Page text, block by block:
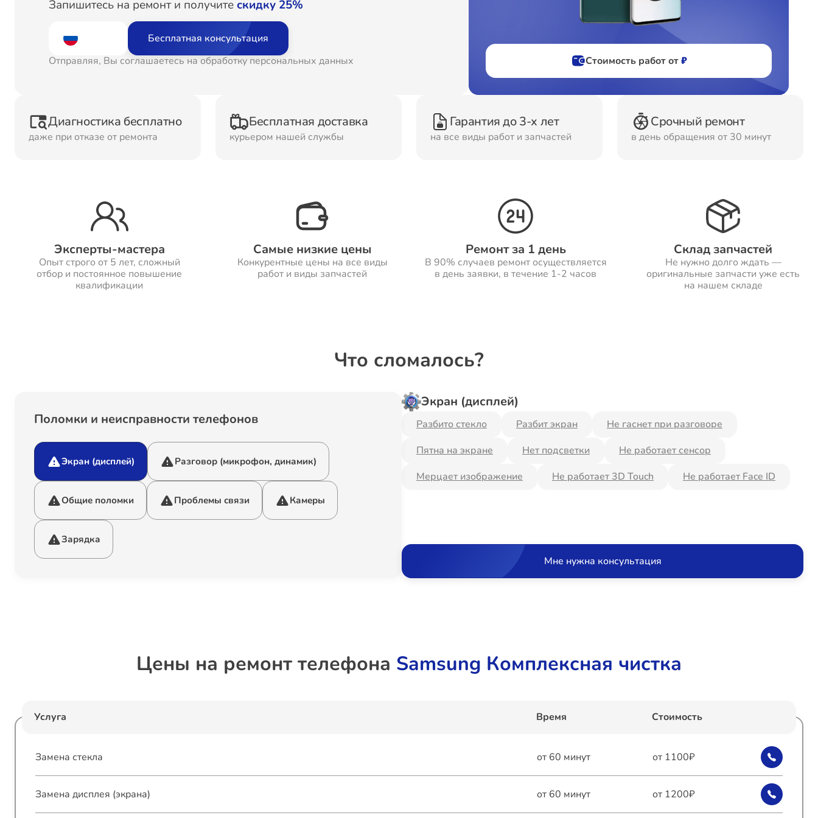
Запишитесь на ремонт и получитескидку 25%
Бесплатная консультация
Отправляя, Вы соглашаетесь на обработку персональных данных
Стоимость работ от₽
Диагностика бесплатно
даже при отказе от ремонта
Бесплатная доставка
курьером нашей службы
Гарантия до 3-х лет
на все виды работ и запчастей
Срочный ремонт
в день обращения от 30 минут
Эксперты-мастера
Опыт строго от 5 лет, сложный
отбор и постоянное повышение
квалификации
Самые низкие цены
Конкурентные цены на все виды
работ и виды запчастей
Ремонт за 1 день
В 90% случаев ремонт осуществляется
в день заявки, в течение 1-2 часов
Склад запчастей
Не нужно долго ждать —
оригинальные запчасти уже есть
на нашем складе
Что сломалось?
Поломки и неисправности телефонов
Экран (дисплей) Разговор (микрофон, динамик)
Общие поломки Проблемы связи Камеры
Зарядка
Экран (дисплей)
Разбито стекло Разбит экран
Не гаснет при разговоре
Пятна на экране
Нет подсветки
Не работает сенсор
Мерцает изображение
Не работает 3D Touch Не работает Face ID
Мне нужна консультация
Цены на ремонт телефона Samsung Комплексная чистка
Услуга Время Стоимость
Замена стекла от 60 минут от 1100₽
Замена дисплея (экрана) от 60 минут от 1200₽
Водонагревателей
Ремонт Вытяжек
Ремонт Кондиционеров
Ремонт ТВ-приставок
Ремонт Сушильных
машин
Ремонт Стиральных
машин
Ремонт Сплит-систем